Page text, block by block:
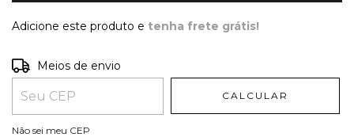
Adicione este produto e tenha frete grátis!
Entregas para o CEP:
Meios de envio
CALCULAR
Não sei meu CEP